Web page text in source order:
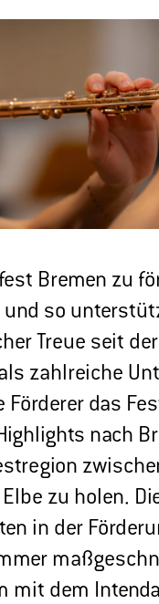
Bremen zu
so
Treue seit
zahlreiche
Förderer das
nach
zu holen.
in der
mit dem